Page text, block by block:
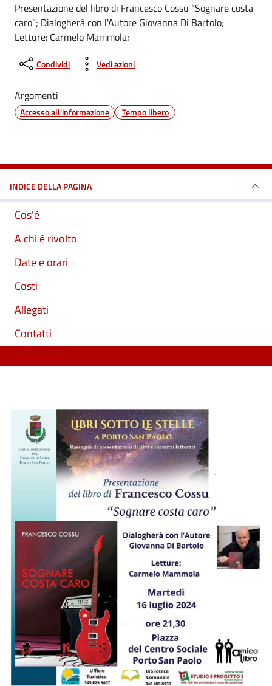
Presentazione del libro di Francesco Cossu “Sognare costa
caro”; Dialogherà con l'Autore Giovanna Di Bartolo;
Letture: Carmelo Mammola;
Condividi Vedi azioni
Argomenti
Accesso all'informazione Tempo libero
INDICE DELLA PAGINA
Cos'è
A chi è rivolto
Date e orari
Costi
Allegati
Contatti